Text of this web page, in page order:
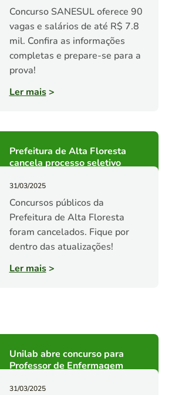
Concurso SANESUL oferece 90
vagas e salários de até R$ 7.8
mil. Confira as informações
completas e prepare-se para a
prova!
Ler mais>
Prefeitura de Alta Floresta
cancela processo seletivo
31/03/2025
Concursos públicos da
Prefeitura de Alta Floresta
foram cancelados. Fique por
dentro das atualizações!
Ler mais>
Unilab abre concurso para
Professor de Enfermagem
31/03/2025